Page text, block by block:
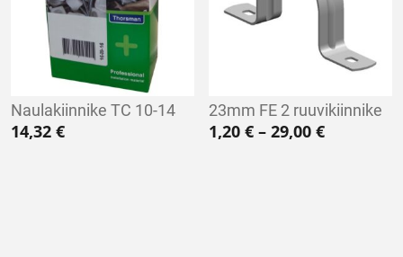
Naulakiinnike TC 10-14
14,32 €
23mm FE 2 ruuvikiinnike
1,20€ – 29,00€